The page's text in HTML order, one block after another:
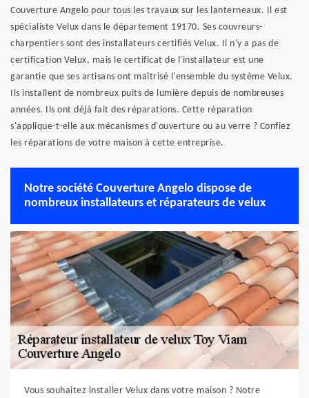
Couverture Angelo pour tous les travaux sur les lanterneaux. Il est
spécialiste Velux dans le département 19170. Ses couvreurs-
charpentiers sont des installateurs certifiés Velux. Il n'y a pas de
certification Velux, mais le certificat de l'installateur est une
garantie que ses artisans ont maîtrisé l'ensemble du système Velux.
Ils installent de nombreux puits de lumière depuis de nombreuses
années. Ils ont déjà fait des réparations. Cette réparation
s'applique-t-elle aux mécanismes d'ouverture ou au verre ? Confiez
les réparations de votre maison à cette entreprise.
Notre société Couverture Angelo dispose de
nombreux installateurs et réparateurs de velux
Vous souhaitez installer Velux dans votre maison ? Notre